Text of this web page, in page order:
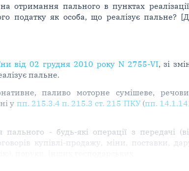
отримання пального в пунктах
податку як особа, що реалізує пальне?
від 02 грудня 2010 року N 2755-VI, зі
пальне.
паливо моторне сумішеве,
у пп. 215.3.4 п. 215.3 ст. 215 ПКУ(пп.
пального - будь-які операції з передачі
купівлі-продажу, міни, поставки,